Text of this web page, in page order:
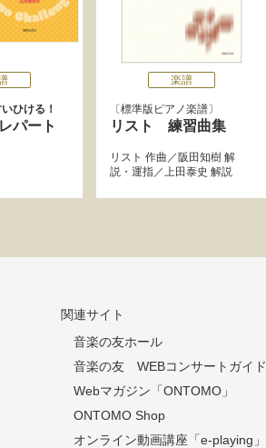
ひける！
パート
楽譜
標準版ピアノ楽譜
リスト 練習曲集
リスト 作曲／ 阪田知樹 解
説・運指／上田泰史 解説
関連サイト
音楽の友ホール
音楽の友 WEBコンサートガイド
Webマガジン「ONTOMO」
ONTOMO Shop
オンライン動画講座「e-playing」